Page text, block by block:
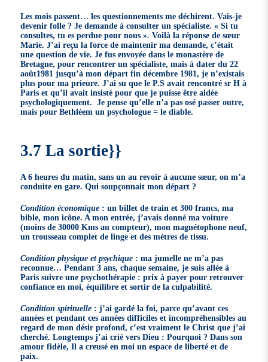
Les mois passent… les questionnements me déchirent. Vais-je
devenir folle ? Je demande à consulter un spécialiste. « Si tu
consultes, tu es perdue pour nous ». Voilà la réponse de sœur
Marie. J’ai reçu la force de maintenir ma demande, c’était
une question de vie. Je fus envoyée dans le monastère de
Bretagne, pour rencontrer un spécialiste, mais à dater du 22
août1981 jusqu’à mon départ fin décembre 1981, je n’existais
plus pour ma prieure. J’ai su que le P.S avait rencontré sr H à
Paris et qu’il avait insisté pour que je puisse être aidée
psychologiquement. Je pense qu’elle n’a pas osé passer outre,
mais pour Bethléem un psychologue = le diable.
3.7 La sortie}}
A 6 heures du matin, sans un au revoir à aucune sœur, on m’a
conduite en gare. Qui soupçonnait mon départ ?
Condition économique : un billet de train et 300 francs, ma
bible, mon icône. A mon entrée, j’avais donné ma voiture
(moins de 30000 Kms au compteur), mon magnétophone neuf,
un trousseau complet de linge et des mètres de tissu.
Condition physique et psychique : ma jumelle ne m’a pas
reconnue… Pendant 3 ans, chaque semaine, je suis allée à
Paris suivre une psychothérapie : prix à payer pour retrouver
confiance en moi, équilibre et sortir de la culpabilité.
Condition spirituelle : j’ai gardé la foi, parce qu’avant ces
années et pendant ces années difficiles et incompréhensibles au
regard de mon désir profond, c’est vraiment le Christ que j’ai
cherché. Longtemps j’ai crié vers Dieu : Pourquoi ? Dans son
amour fidèle, Il a creusé en moi un espace de liberté et de
paix.